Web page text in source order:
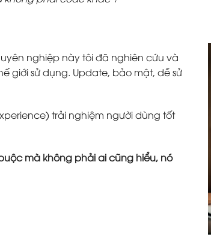
nghiệp này tôi đã nghiên cứu và
giới sử dụng. Update, bảo mật, dễ sử
trải nghiệm người dùng tốt
mà không phải ai cũng hiểu, nó